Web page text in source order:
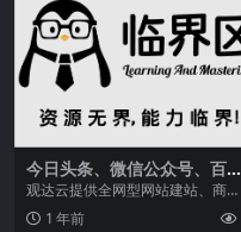
今日头条、微信公众号、百度
百家号，哪个引流吸粉更牛？
观达云提供全网型网站建站、商城
建设、小程序快速开发、小程序定
制、品牌策划、LOG...
1 年前